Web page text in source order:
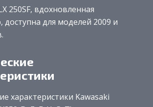
250SF, вдохновленная
доступна для моделей 2009 и
характеристики Kawasaki